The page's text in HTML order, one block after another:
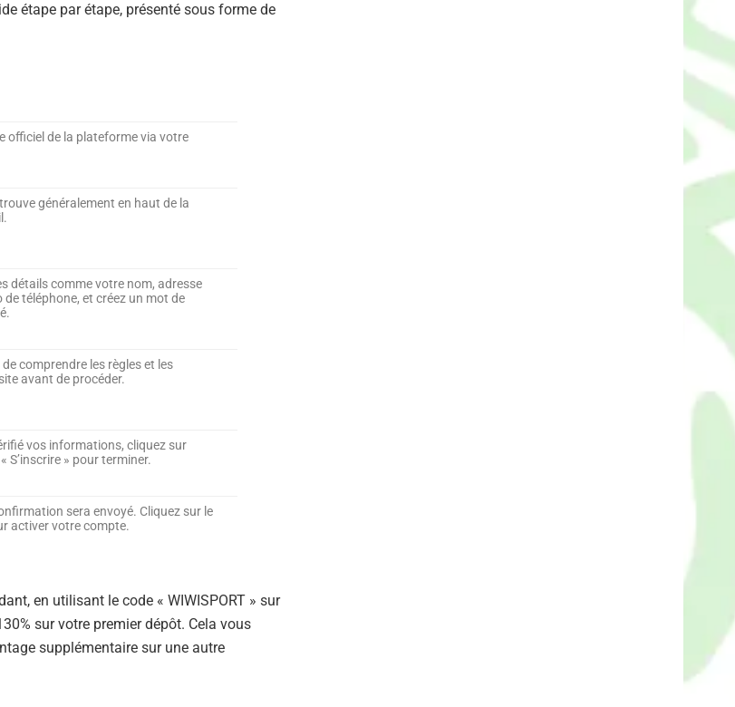
étape par étape, présenté sous forme de
officiel de la plateforme via votre
généralement en haut de la
détails comme votre nom, adresse
de téléphone, et créez un mot de
comprendre les règles et les
avant de procéder.
vos informations, cliquez sur
S’inscrire » pour terminer.
sera envoyé. Cliquez sur le
activer votre compte.
en utilisant le code « WIWISPORT » sur
sur votre premier dépôt. Cela vous
supplémentaire sur une autre